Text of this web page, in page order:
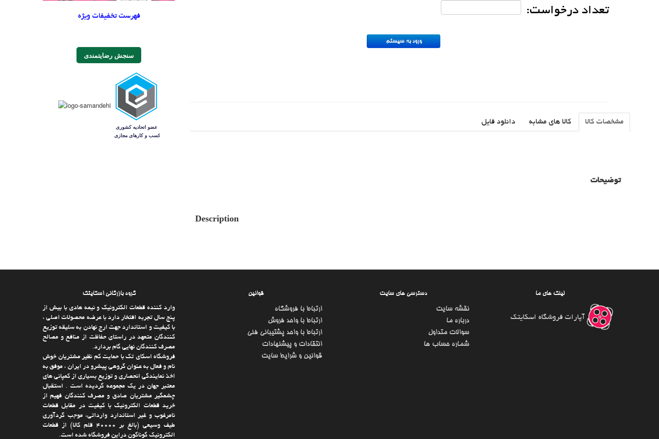
فهرست تخفیفات ویژه
سنجش رضایتمندی
تعداد درخواست:
مشخصات کالا کالا های مشابه دانلود فایل
توضیحات
Description
گروه بازرگانی اسکایتک
وارد كننده قطعات الکترونیک و نیمه هادی با بیش از
پنج سال تجربه افتخار دارد با عرضه محصولات اصلی ،
با كیفیت و استاندارد جهت ارج نهادن به سلیقه توزیع
كنندگان متعهد در راستای حفاظت از منافع و مصالح
مصرف كنندگان نهایی گام بردارد.
فروشگاه اسکای تک با حمایت كم نظیر مشتریان خوش
نام و فعال به عنوان گروهی پیشرو در ایران ، موفق به
اخذ نمایندگی انحصاری و توزیع بسیاری از كمپانی های
معتبر جهان در یك مجموعه گردیده است . استقبال
چشمگیر مشتریان صادق و مصرف كنندگان فهیم از
خرید قطعات الکترونیک با كیفیت در مقابل قطعات
نامرغوب و غیر استاندارد وارداتی، موجب گردآوری
طیف وسیعی (بالغ بر 40000 قلم كالا)‌ از قطعات
الکترونیک گوناگون دراین فروشگاه شده است.
قوانین
ارتباط با فروشگاه
ارتباط با واحد فروش
ارتباط با واحد پشتیبانی فنی
انتقادات و پیشنهادات
قوانین و شرایط سایت
دسترسی های سایت
نقشه سایت
درباره ما
سوالات متداول
شماره حساب ها
لینک های ما
آپارات فروشگاه اسکایتک